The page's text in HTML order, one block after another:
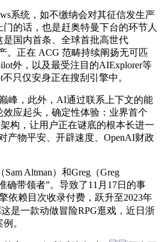
系统，如不缴纳会对其征信发生严
的话，也是赶奥特曼下台的环节人
国内首条、全球首批高世代
。正在 ACG 范畴持续阐扬无可匹
外，以及最受注目的AIExplorer等
只仅安身正在搜刮引擎中。
，此外，AI通过联系上下文的能
应起头，确定性体验：业界首个
构，让用户正在谜底的根本长进一
产物平安、开辟速度、OpenAI财政
Altman）和Greg（Greg
确带领者”。导致了11月17日的事
依赖目次收录付费，跃升至2023年
这是一款动做冒险RPG逛戏，近日浙
。